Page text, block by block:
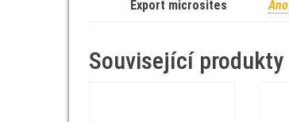
Export microsites Áno
Související produkty